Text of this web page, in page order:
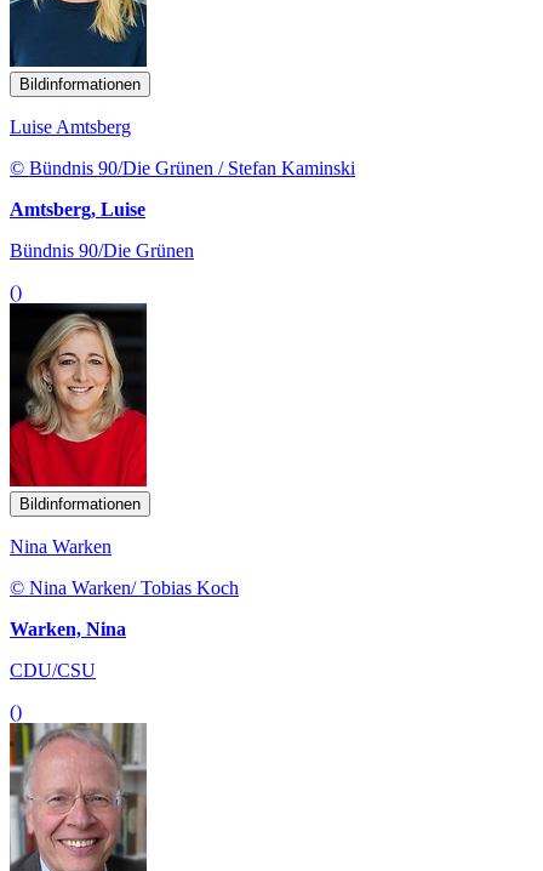
Bildinformationen
Luise Amtsberg
© Bündnis 90/Die Grünen / Stefan Kaminski
Amtsberg, Luise
Bündnis 90/Die Grünen
()
Bildinformationen
Nina Warken
© Nina Warken/ Tobias Koch
Warken, Nina
CDU/CSU
()